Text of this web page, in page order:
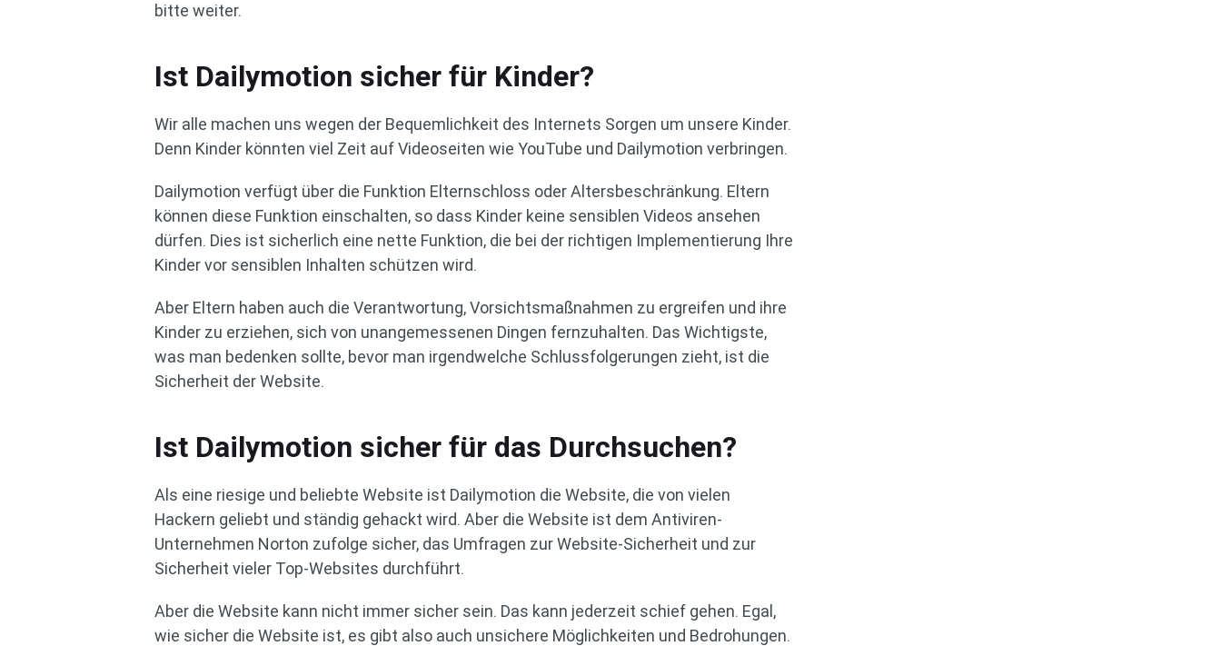
bitte weiter.
Ist Dailymotion sicher für Kinder?
Wir alle machen uns wegen der Bequemlichkeit des Internets Sorgen um unsere Kinder.
Denn Kinder könnten viel Zeit auf Videoseiten wie YouTube und Dailymotion verbringen.
Dailymotion verfügt über die Funktion Elternschloss oder Altersbeschränkung. Eltern
können diese Funktion einschalten, so dass Kinder keine sensiblen Videos ansehen
dürfen. Dies ist sicherlich eine nette Funktion, die bei der richtigen Implementierung Ihre
Kinder vor sensiblen Inhalten schützen wird.
Aber Eltern haben auch die Verantwortung, Vorsichtsmaßnahmen zu ergreifen und ihre
Kinder zu erziehen, sich von unangemessenen Dingen fernzuhalten. Das Wichtigste,
was man bedenken sollte, bevor man irgendwelche Schlussfolgerungen zieht, ist die
Sicherheit der Website.
Ist Dailymotion sicher für das Durchsuchen?
Als eine riesige und beliebte Website ist Dailymotion die Website, die von vielen
Hackern geliebt und ständig gehackt wird. Aber die Website ist dem Antiviren-
Unternehmen Norton zufolge sicher, das Umfragen zur Website-Sicherheit und zur
Sicherheit vieler Top-Websites durchführt.
Aber die Website kann nicht immer sicher sein. Das kann jederzeit schief gehen. Egal,
wie sicher die Website ist, es gibt also auch unsichere Möglichkeiten und Bedrohungen.